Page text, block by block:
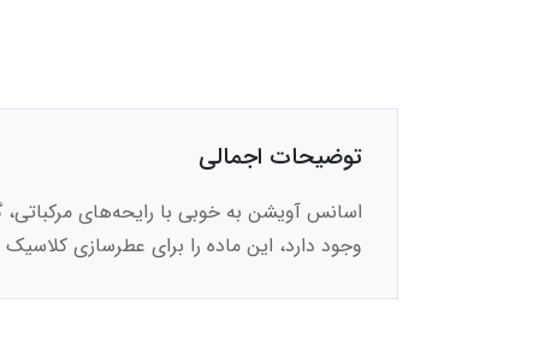
توضیحات اجمالی
اسانس آویشن به خوبی با رایحه‌های
وجود دارد، این ماده را برای عطرسازی